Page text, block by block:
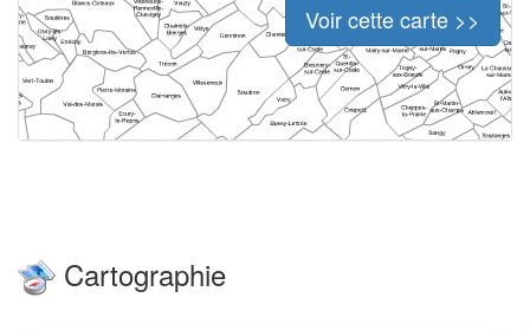
Voir cette carte >>
Cartographie